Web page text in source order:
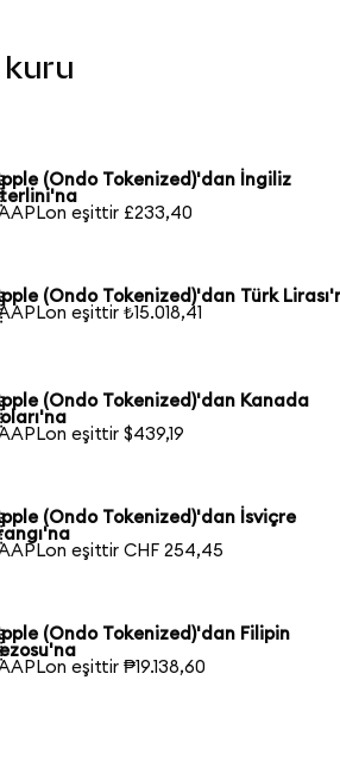
kuru
(Ondo Tokenized)'dan İngiliz
AAPLon eşittir £233,40
(Ondo Tokenized)'dan Türk
eşittir ₺15.018,41
(Ondo Tokenized)'dan Kanada
eşittir $439,19
(Ondo Tokenized)'dan İsviçre
AAPLon eşittir CHF 254,45
(Ondo Tokenized)'dan Filipin
eşittir ₱19.138,60